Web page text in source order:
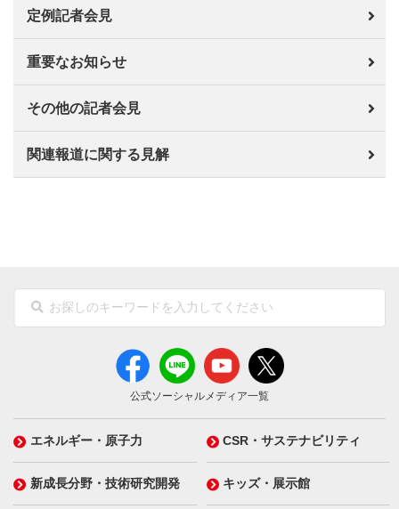
定例記者会見
重要なお知らせ
その他の記者会見
関連報道に関する見解
公式ソーシャルメディア一覧
エネルギー・原子力 CSR・サステナビリティ
新成長分野・技術研究開発 キッズ・展示館